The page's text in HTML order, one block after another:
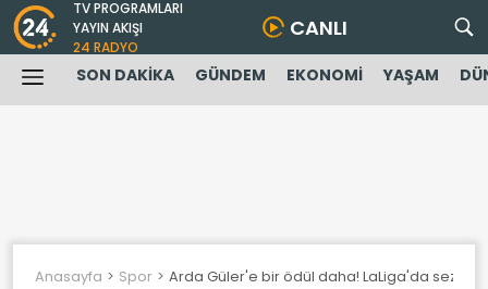
TV PROGRAMLARI
YAYIN AKIŞI
24 RADYO
CANLI
SON DAKİKA GÜNDEM EKONOMİ YAŞAM
Anasayfa Spor Arda Güler'e bir ödül daha! LaLiga'da